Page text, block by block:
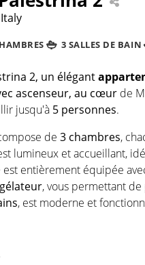
3 SALLES DE BAIN
2, un élégant
ascenseur, au cœur de
jusqu'à 5 personnes.
de 3 chambres,
lumineux et accueillant,
entièrement équipée
, vous permettant
, est moderne et